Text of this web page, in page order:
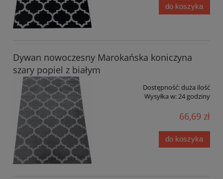
do koszyka
Dywan nowoczesny Marokańska koniczyna
szary popiel z białym
Dostępność:duża ilość
Wysyłka w:24 godziny
66,69 zł
do koszyka